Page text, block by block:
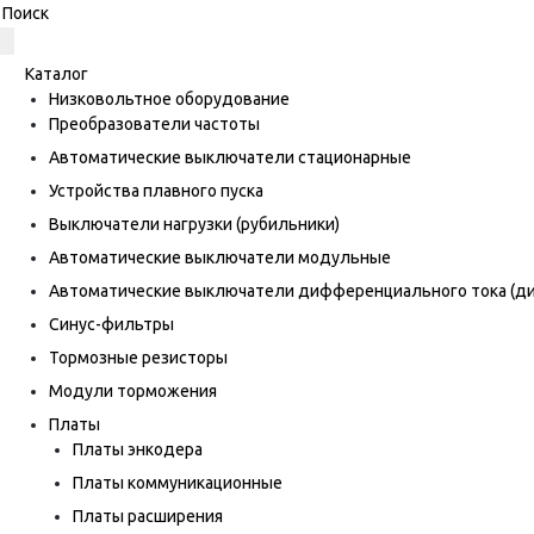
Каталог
Низковольтное оборудование
Преобразователи частоты
Автоматические выключатели стационарные
Устройства плавного пуска
Выключатели нагрузки (рубильники)
Автоматические выключатели модульные
Автоматические выключатели дифференциального тока
Синус-фильтры
Тормозные резисторы
Модули торможения
Платы
Платы энкодера
Платы коммуникационные
Платы расширения